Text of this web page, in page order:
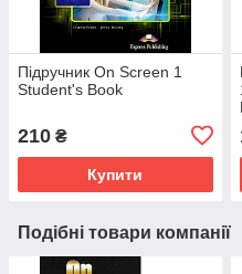
Підручник On Screen 1
Student's Book
210 ₴
Купити
Подібні товари компанії